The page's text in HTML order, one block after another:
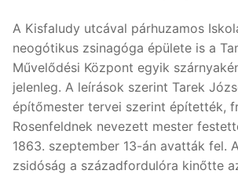
A Kisfaludy utcával párhuzamos
neogótikus zsinagóga épülete is a
Művelődési Központ egyik
jelenleg. A leírások szerint Tarek
építőmester tervei szerint építették,
Rosenfeldnek nevezett mester
1863. szeptember 13-án avatták fel.
zsidóság a századfordulóra kinőtte